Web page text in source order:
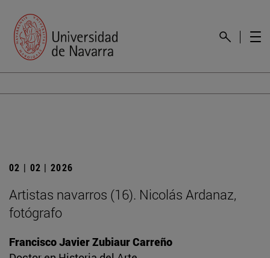
02 | 02 | 2026
Artistas navarros (16). Nicolás Ardanaz,
fotógrafo
Francisco Javier Zubiaur Carreño